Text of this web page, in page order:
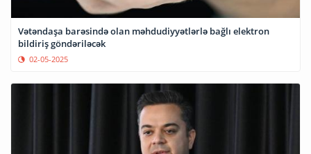
Vətəndaşa barəsində olan məhdudiyyətlərlə bağlı elektron
bildiriş göndəriləcək
02-05-2025